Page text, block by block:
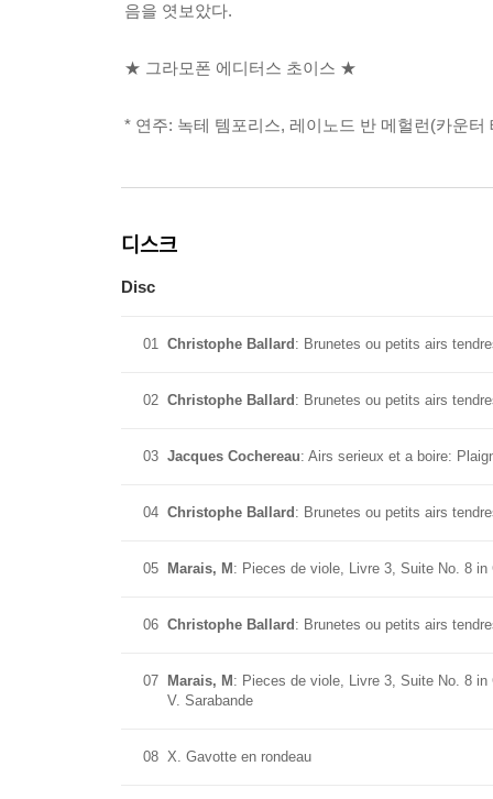
음을 엿보았다.
★ 그라모폰 에디터스 초이스 ★
* 연주: 녹테 템포리스, 레이노드 반 메헐런(카운터
디스크
Disc
01 Christophe Ballard : Brunetes ou petits airs
02 Christophe Ballard : Brunetes ou petits airs
03 Jacques Cochereau: Airs serieux et a boire:
04 Christophe Ballard : Brunetes ou petits airs
05 Marais, M : Pieces de viole, Livre 3, Suite No. 8 in
06 Christophe Ballard : Brunetes ou petits airs
07 Marais, M : Pieces de viole, Livre 3, Suite No. 8 in
V. Sarabande
08 X. Gavotte en rondeau